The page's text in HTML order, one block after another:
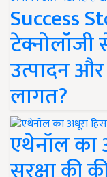
Success
उत्पादन
लागत?
एथेनॉल का